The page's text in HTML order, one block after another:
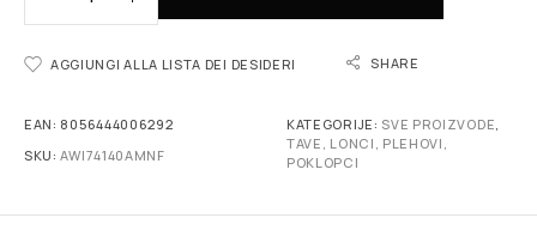
AGGIUNGI ALLA LISTA DEI DESIDERI SHARE
EAN: 8056444006292
SKU:AWI74140AMNF
KATEGORIJE: SVE PROIZVODE,
TAVE, LONCI, PLEHOVI,
POKLOPCI